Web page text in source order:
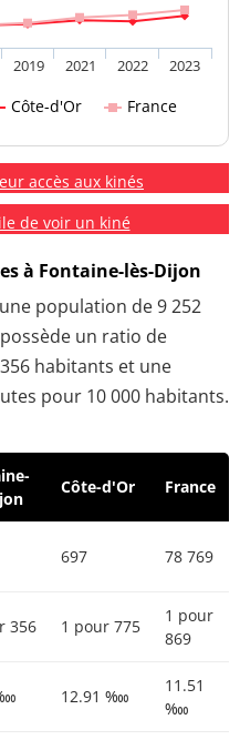
Côte-d'Or France
2019 2021 2022 2023
accès aux kinés
de voir un kiné
à Fontaine-lès-Dijon
population de 9 252
un ratio de
habitants et une
pour 10 000 habitants.
Côte-d'Or France
697 78 769
356 1 pour 775
1 pour
869
‱ 12.91 ‱
11.51
‱